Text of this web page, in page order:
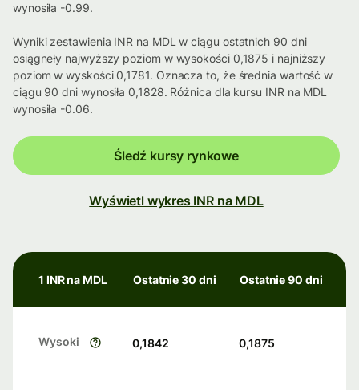
wynosiła -0.99.
Wyniki zestawienia INR na MDL w ciągu ostatnich 90 dni
osiągneły najwyższy poziom w wysokości 0,1875 i najniższy
poziom w wyskości 0,1781. Oznacza to, że średnia wartość w
ciągu 90 dni wynosiła 0,1828. Różnica dla kursu INR na MDL
wynosiła -0.06.
Śledź kursy rynkowe
Wyświetl wykres INR na MDL
1 INR na MDL Ostatnie 30 dni Ostatnie 90 dni
Wysoki 0,1842 0,1875